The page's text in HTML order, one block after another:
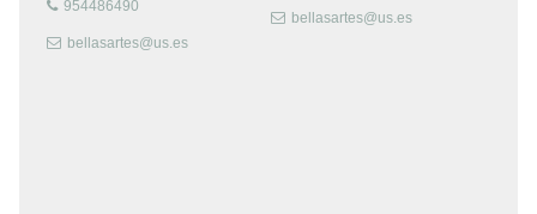
954486490
bellasartes@us.es
bellasartes@us.es